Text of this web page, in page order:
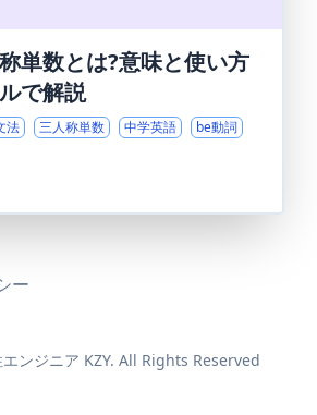
単数とは?意味と使い方
で解説
法 三人称単数 中学英語
be動詞
ー
ンジニア KZY. All Rights Reserved